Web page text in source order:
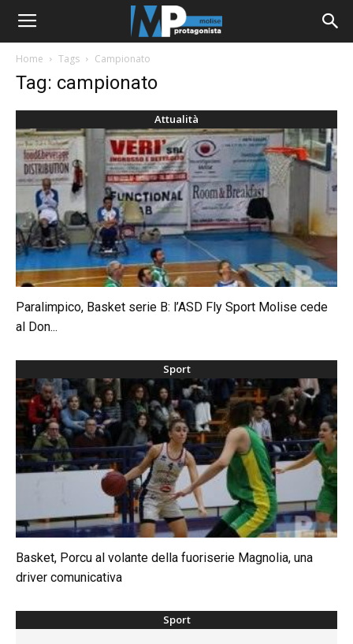
Home Tags Campionato
Tag: campionato
Attualità
Paralimpico, Basket serie B: l’ASD Fly Sport Molise cede
al Don...
Sport
Basket, Porcu al volante della fuoriserie Magnolia, una
driver comunicativa
Sport